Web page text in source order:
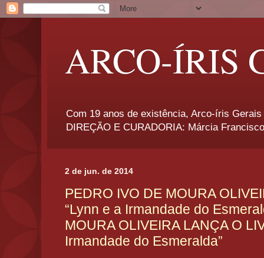
ARCO-ÍRIS
Com 19 anos de existência, Arco-íris
DIREÇÃO E CURADORIA: Márcia
2 de jun. de 2014
PEDRO IVO DE MOURA
“Lynn e a Irmandade do
MOURA OLIVEIRA LANÇA O
Irmandade do Esmeralda”